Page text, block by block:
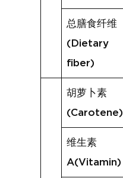
总膳食纤维
(Dietary
fiber)
胡萝卜素
(Carotene)
维生素
A(Vitamin)